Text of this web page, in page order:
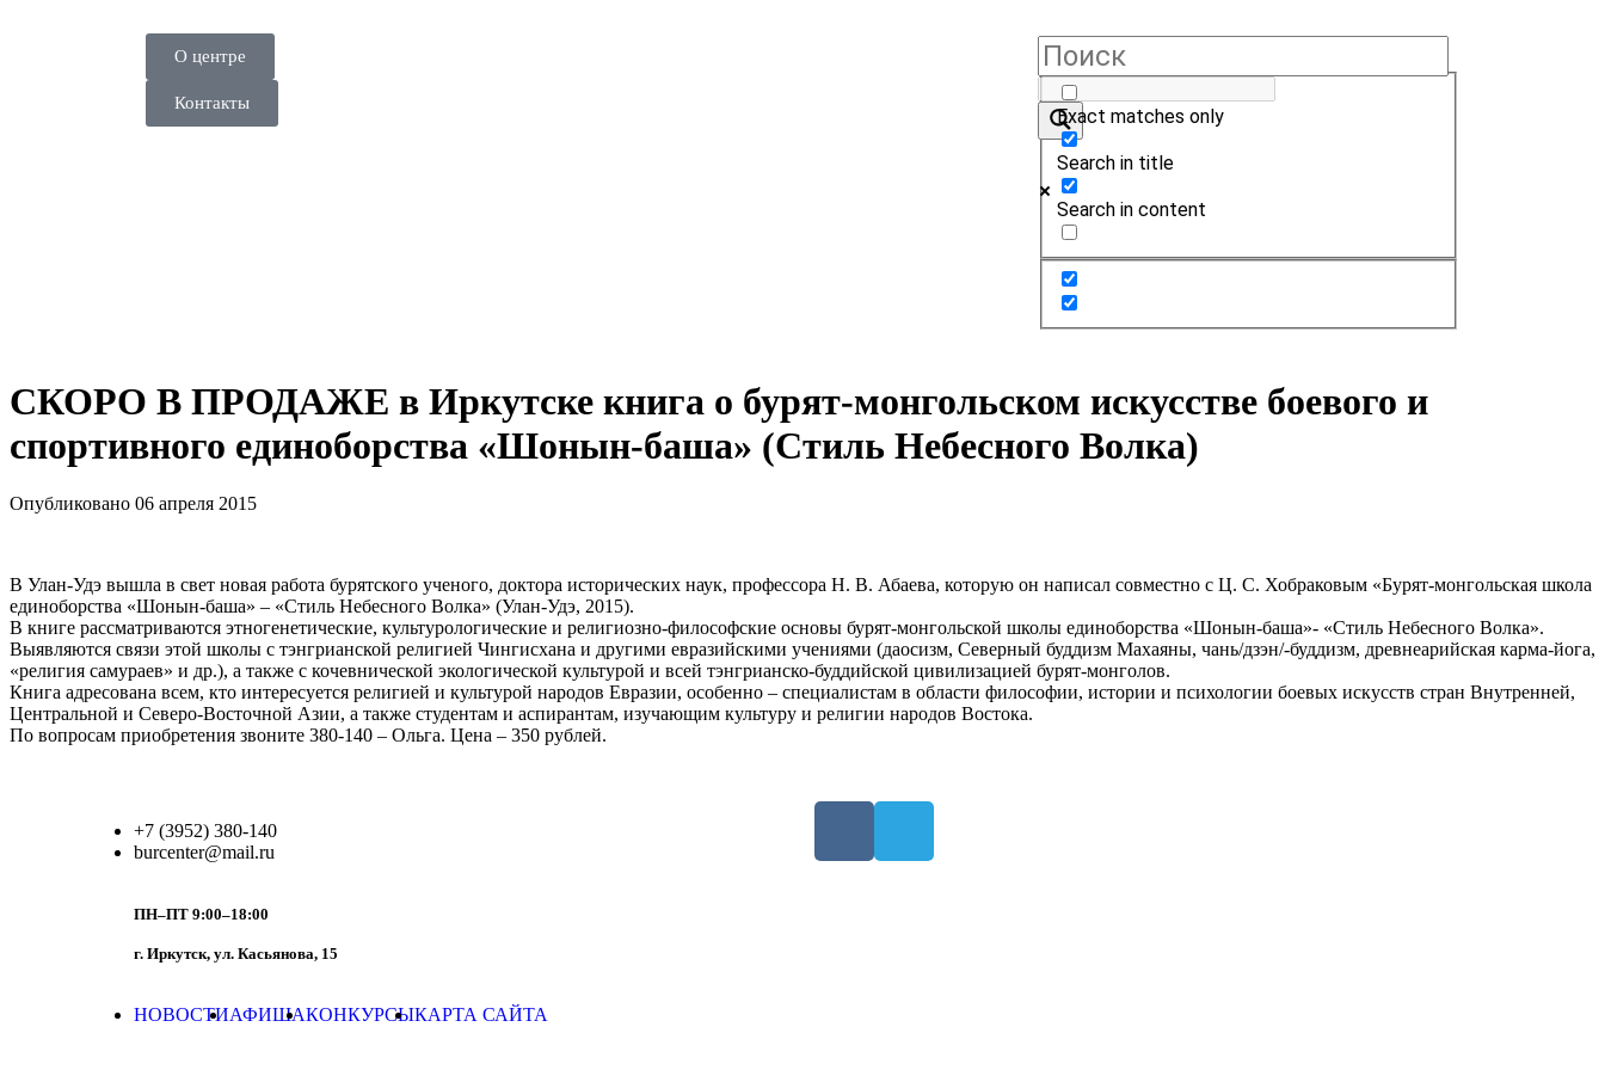
О центре
Контакты
Exact matches only
Search in title
Search in content
СКОРО В ПРОДАЖЕ в Иркутске книга о бурят-монгольском искусстве боевого и
спортивного единоборства «Шонын-баша» (Стиль Небесного Волка)
Опубликовано 06 апреля 2015
В Улан-Удэ вышла в свет новая работа бурятского ученого, доктора исторических наук, профессора Н. В. Абаева, которую он написал совместно с Ц. С. Хобраковым «Бурят-монгольская школа
единоборства «Шонын-баша» – «Стиль Небесного Волка» (Улан-Удэ, 2015).
В книге рассматриваются этногенетические, культурологические и религиозно-философские основы бурят-монгольской школы единоборства «Шонын-баша»- «Стиль Небесного Волка».
Выявляются связи этой школы с тэнгрианской религией Чингисхана и другими евразийскими учениями (даосизм, Северный буддизм Махаяны, чань/дзэн/-буддизм, древнеарийская карма-йога,
«религия самураев» и др.), а также с кочевнической экологической культурой и всей тэнгрианско-буддийской цивилизацией бурят-монголов.
Книга адресована всем, кто интересуется религией и культурой народов Евразии, особенно – специалистам в области философии, истории и психологии боевых искусств стран Внутренней,
Центральной и Северо-Восточной Азии, а также студентам и аспирантам, изучающим культуру и религии народов Востока.
По вопросам приобретения звоните 380-140 – Ольга. Цена – 350 рублей.
+7 (3952) 380-140
burcenter@mail.ru
ПН–ПТ 9:00–18:00
г. Иркутск, ул. Касьянова, 15
НОВОСТИАФИШАКОНКУРСЫКАРТА САЙТА